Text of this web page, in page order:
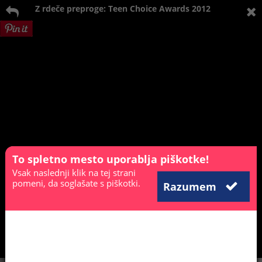
Z rdeče preproge: Teen Choice Awards 2012
To spletno mesto uporablja piškotke!
Razumem
Vsak naslednji klik na tej strani
pomeni, da soglašate s piškotki.